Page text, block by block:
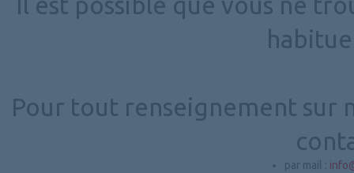
Pour tout renseignement sur
par mail :